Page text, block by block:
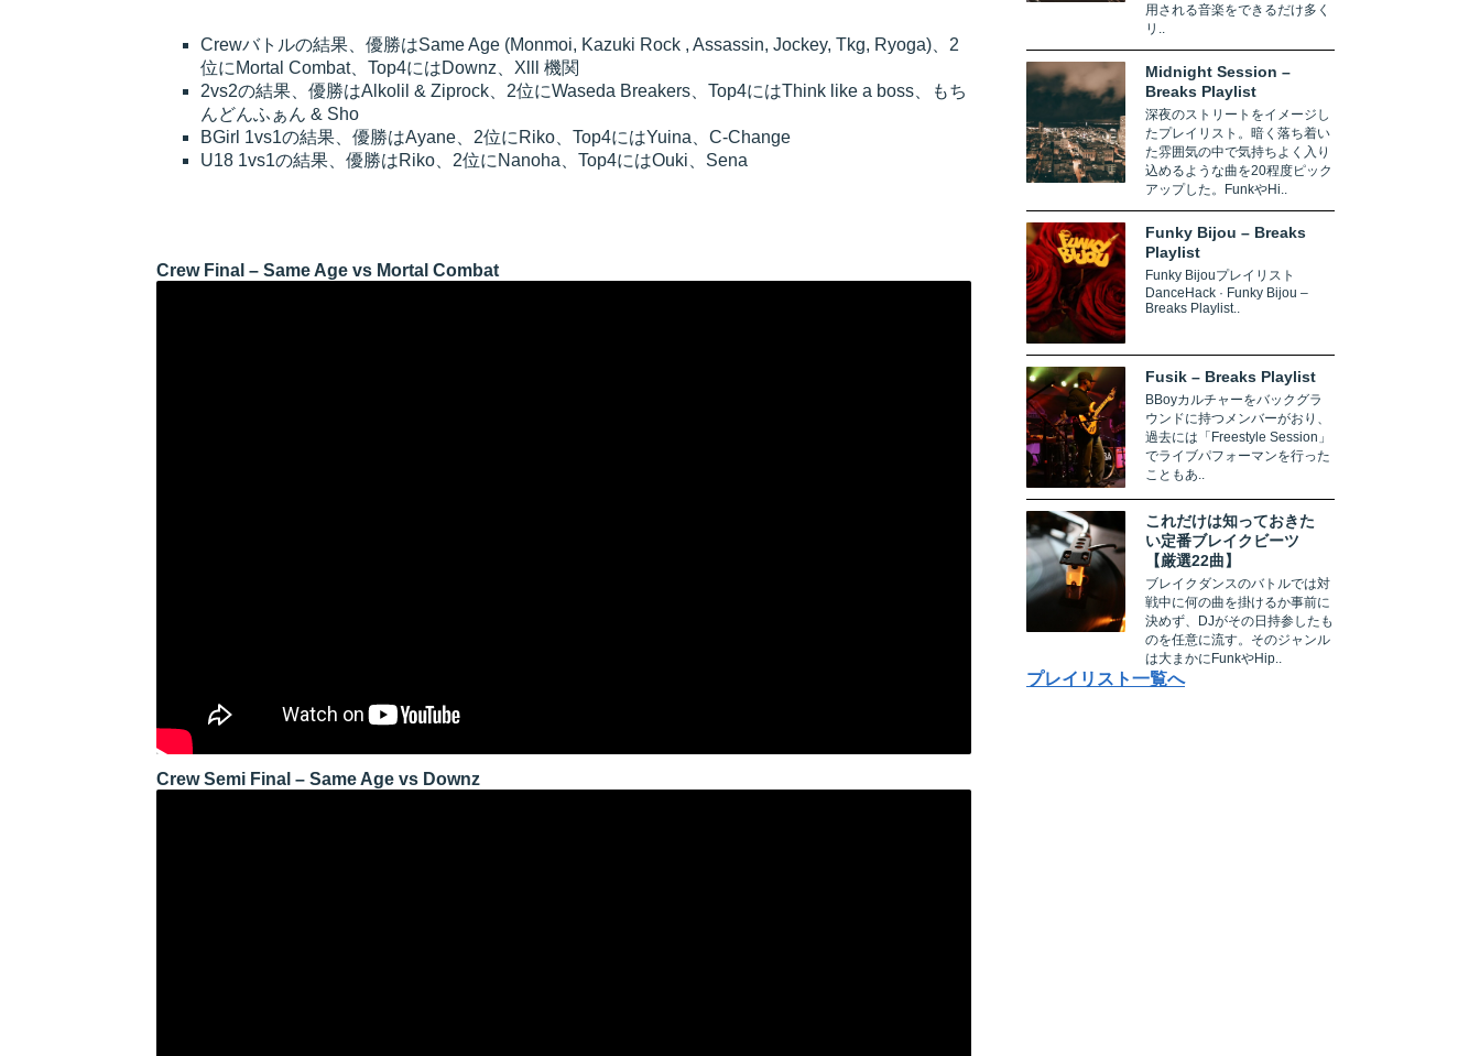
Crewバトルの結果、優勝はSame Age (Monmoi, Kazuki Rock , Assassin, Jockey, Tkg, Ryoga)、2
位にMortal Combat、Top4にはDownz、Xlll 機関
2vs2の結果、優勝はAlkolil & Ziprock、2位にWaseda Breakers、Top4にはThink like a boss、もち
んどんふぁん & Sho
BGirl 1vs1の結果、優勝はAyane、2位にRiko、Top4にはYuina、C-Change
U18 1vs1の結果、優勝はRiko、2位にNanoha、Top4にはOuki、Sena
Crew Final – Same Age vs Mortal Combat
Crew Semi Final – Same Age vs Downz
用される音楽をできるだけ多く
リ..
Midnight Session –
Breaks Playlist
深夜のストリートをイメージし
たプレイリスト。暗く落ち着い
た雰囲気の中で気持ちよく入り
込めるような曲を20程度ピック
アップした。FunkやHi..
Funky Bijou – Breaks
Playlist
Funky Bijouプレイリスト
DanceHack · Funky Bijou –
Breaks Playlist..
Fusik – Breaks Playlist
BBoyカルチャーをバックグラ
ウンドに持つメンバーがおり、
過去には「Freestyle Session」
でライブパフォーマンを行った
こともあ..
これだけは知っておきた
い定番ブレイクビーツ
【厳選22曲】
ブレイクダンスのバトルでは対
戦中に何の曲を掛けるか事前に
決めず、DJがその日持参したも
のを任意に流す。そのジャンル
は大まかにFunkやHip..
プレイリスト一覧へ